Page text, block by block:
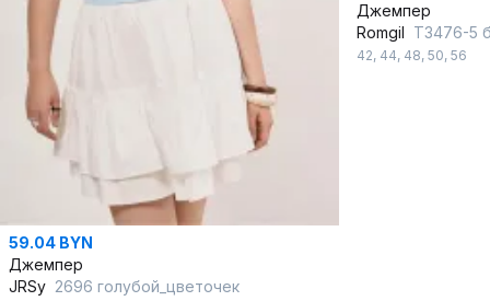
59.04 BYN
Джемпер
JRSy 2696 голубой_цветочек
Джемпер
Romgil ТЗ476-5
42, 44, 48, 50, 56